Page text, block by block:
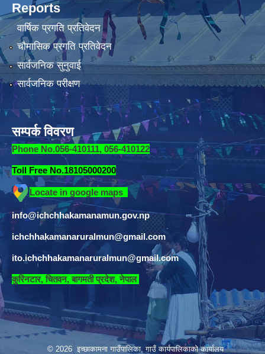
Reports
वार्षिक प्रगति प्रतिवेदन
चौमासिक प्रगति प्रतिवेदन
सार्वजनिक सुनुवाई
सार्वजनिक परीक्षण
सम्पर्क विवरण
Phone No.056-410111, 056-410122
Toll Free No.18105000200
Locate in google maps
info@ichchhakamanamun.gov.np
ichchhakamanaruralmun@gmail.com
ito.ichchhakamanaruralmun@gmail.com​
कुरिनटार, चितवन, बागमती प्रदेश, नेपाल
© 2026 इच्छाकामना गाउँपालिका, गाउँ कार्यपालिकाको कार्यालय